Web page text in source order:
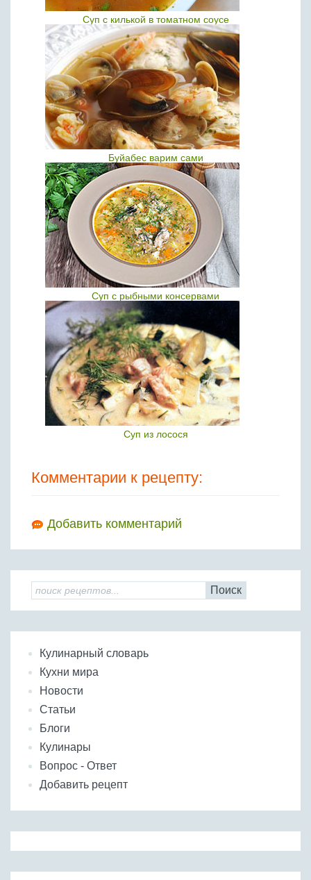
Суп с килькой в томатном соусе
Буйабес варим сами
Суп с рыбными консервами
Суп из лосося
Комментарии к рецепту:
Добавить комментарий
Поиск
Кулинарный словарь
Кухни мира
Новости
Статьи
Блоги
Кулинары
Вопрос - Ответ
Добавить рецепт